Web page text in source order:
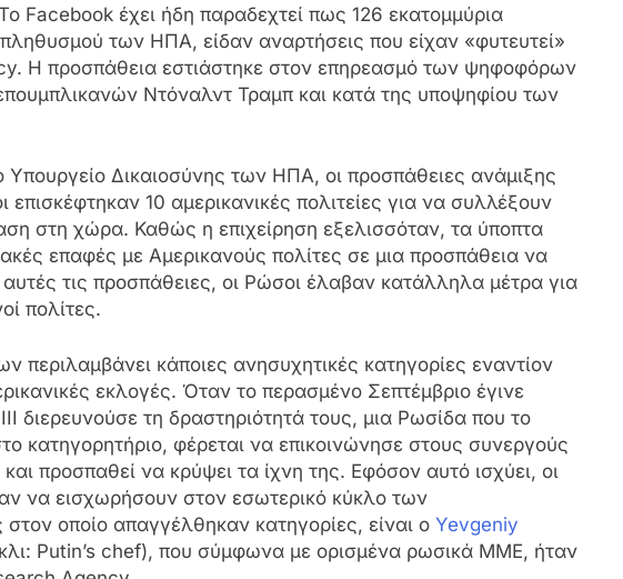
Facebook έχει ήδη παραδεχτεί πως 126 εκατομμύρια
των ΗΠΑ, είδαν αναρτήσεις που είχαν «φυτευτεί»
Η προσπάθεια εστιάστηκε στον επηρεασμό των ψηφοφόρων
Ντόναλντ Τραμπ και κατά της υποψηφίου των
Δικαιοσύνης των ΗΠΑ, οι προσπάθειες ανάμιξης
10 αμερικανικές πολιτείες για να συλλέξουν
στη χώρα. Καθώς η επιχείρηση εξελισσόταν, τα ύποπτα
επαφές με Αμερικανούς πολίτες σε μια προσπάθεια να
τις προσπάθειες, οι Ρώσοι έλαβαν κατάλληλα μέτρα για
πολίτες.
περιλαμβάνει κάποιες ανησυχητικές κατηγορίες εναντίον
εκλογές. Όταν το περασμένο Σεπτέμβριο έγινε
τη δραστηριότητά τους, μια Ρωσίδα που το
κατηγορητήριο, φέρεται να επικοινώνησε στους συνεργούς
προσπαθεί να κρύψει τα ίχνη της. Εφόσον αυτό ισχύει, οι
να εισχωρήσουν στον εσωτερικό κύκλο των
οποίο απαγγέλθηκαν κατηγορίες, είναι ο Yevgeniy
Putin’s chef), που σύμφωνα με ορισμένα ρωσικά ΜΜΕ, ήταν